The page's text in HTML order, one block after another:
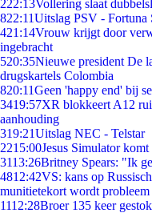
222:13Vollering slaat
822:11Uitslag PSV - Fortuna
421:14Vrouw krijgt door
ingebracht
520:35Nieuwe president De
drugskartels Colombia
820:11Geen 'happy end' bij
3419:57XR blokkeert A12
aanhouding
319:21Uitslag NEC - Telstar
2215:00Jesus Simulator
3113:26Britney Spears: "Ik
4812:42VS: kans op
munitietekort wordt probleem
1112:28Broer 135 keer